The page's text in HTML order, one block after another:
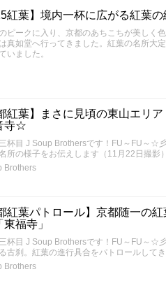
紅葉】境内一杯に広がる紅葉の
ピークに入り、京都のあちこちが美しく
真如堂へ行ってきました。紅葉の名所大
いました。
紅葉】まさに見頃の東山エリ
寺☆
杯目 J Soup Brothersです！FU～FU～☆
所の様子をお伝えします（11月22日撮影）
Brothers
紅葉パトロール】京都随一の
福寺」
杯目 J Soup Brothersです！FU～FU～☆
古刹。紅葉の進行具合をパトロールして
Brothers